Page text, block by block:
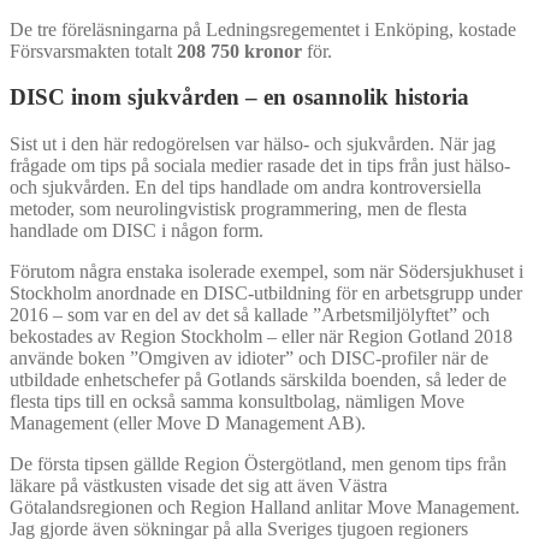
De tre föreläsningarna på Ledningsregementet i Enköping, kostade
Försvarsmakten totalt 208 750 kronor för.
DISC inom sjukvården – en osannolik historia
Sist ut i den här redogörelsen var hälso- och sjukvården. När jag
frågade om tips på sociala medier rasade det in tips från just hälso-
och sjukvården. En del tips handlade om andra kontroversiella
metoder, som neurolingvistisk programmering, men de flesta
handlade om DISC i någon form.
Förutom några enstaka isolerade exempel, som när Södersjukhuset i
Stockholm anordnade en DISC-utbildning för en arbetsgrupp under
2016 – som var en del av det så kallade ”Arbetsmiljölyftet” och
bekostades av Region Stockholm – eller när Region Gotland 2018
använde boken ”Omgiven av idioter” och DISC-profiler när de
utbildade enhetschefer på Gotlands särskilda boenden, så leder de
flesta tips till en också samma konsultbolag, nämligen Move
Management (eller Move D Management AB).
De första tipsen gällde Region Östergötland, men genom tips från
läkare på västkusten visade det sig att även Västra
Götalandsregionen och Region Halland anlitar Move Management.
Jag gjorde även sökningar på alla Sveriges tjugoen regioners